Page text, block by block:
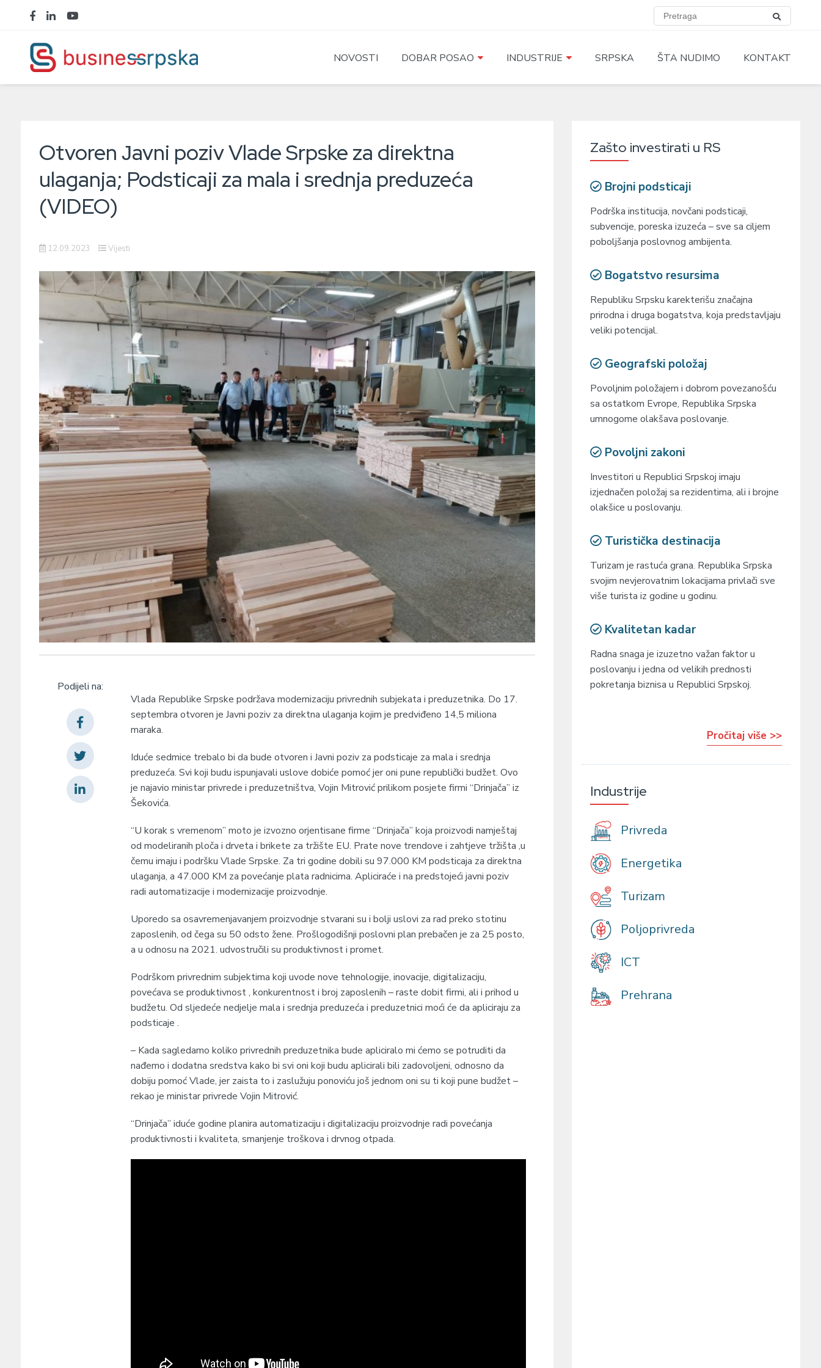
NOVOSTI DOBAR POSAO INDUSTRIJE SRPSKA ŠTA NUDIMO KONTAKT
Otvoren Јavni poziv Vlade Srpske za direktna
ulaganja; Podsticaji za mala i srednja preduzeća
(VIDEO)
12.09.2023 Vijesti
Podijeli na:
Vlada Republike Srpske podržava modernizaciju privrednih subjekata i preduzetnika. Do 17.
septembra otvoren je Јavni poziv za direktna ulaganja kojim je predviđeno 14,5 miliona
maraka.
Iduće sedmice trebalo bi da bude otvoren i Јavni poziv za podsticaje za mala i srednja
preduzeća. Svi koji budu ispunjavali uslove dobiće pomoć jer oni pune republički budžet. Ovo
je najavio ministar privrede i preduzetništva, Vojin Mitrović prilikom posjete firmi “Drinjača” iz
Šekovića.
“U korak s vremenom” moto je izvozno orjentisane firme “Drinjača” koja proizvodi namještaj
od modeliranih ploča i drveta i brikete za tržište EU. Prate nove trendove i zahtjeve tržišta ,u
čemu imaju i podršku Vlade Srpske. Za tri godine dobili su 97.000 KM podsticaja za direktna
ulaganja, a 47.000 KM za povećanje plata radnicima. Apliciraće i na predstojeći javni poziv
radi automatizacije i modernizacije proizvodnje.
Uporedo sa osavremenjavanjem proizvodnje stvarani su i bolji uslovi za rad preko stotinu
zaposlenih, od čega su 50 odsto žene. Prošlogodišnji poslovni plan prebačen je za 25 posto,
a u odnosu na 2021. udvostručili su produktivnost i promet.
Podrškom privrednim subjektima koji uvode nove tehnologije, inovacije, digitalizaciju,
povećava se produktivnost , konkurentnost i broj zaposlenih – raste dobit firmi, ali i prihod u
budžetu. Od sljedeće nedjelje mala i srednja preduzeća i preduzetnici moći će da apliciraju za
podsticaje .
– Kada sagledamo koliko privrednih preduzetnika bude apliciralo mi ćemo se potruditi da
nađemo i dodatna sredstva kako bi svi oni koji budu aplicirali bili zadovoljeni, odnosno da
dobiju pomoć Vlade, jer zaista to i zaslužuju ponoviću još jednom oni su ti koji pune budžet –
rekao je ministar privrede Vojin Mitrović.
“Drinjača” iduće godine planira automatizaciju i digitalizaciju proizvodnje radi povećanja
produktivnosti i kvaliteta, smanjenje troškova i drvnog otpada.
Zašto investirati u RS
Brojni podsticaji
Podrška institucija, novčani podsticaji,
subvencije, poreska izuzeća – sve sa ciljem
poboljšanja poslovnog ambijenta.
Bogatstvo resursima
Republiku Srpsku karekterišu značajna
prirodna i druga bogatstva, koja predstavljaju
veliki potencijal.
Geografski položaj
Povoljnim položajem i dobrom povezanošću
sa ostatkom Evrope, Republika Srpska
umnogome olakšava poslovanje.
Povoljni zakoni
Investitori u Republici Srpskoj imaju
izjednačen položaj sa rezidentima, ali i brojne
olakšice u poslovanju.
Turistička destinacija
Turizam je rastuća grana. Republika Srpska
svojim nevjerovatnim lokacijama privlači sve
više turista iz godine u godinu.
Kvalitetan kadar
Radna snaga je izuzetno važan faktor u
poslovanju i jedna od velikih prednosti
pokretanja biznisa u Republici Srpskoj.
Pročitaj više >>
Industrije
Privreda
Energetika
Turizam
Poljoprivreda
ICT
Prehrana